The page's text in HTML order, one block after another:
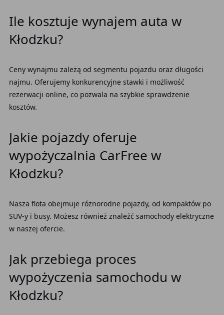
Ile kosztuje wynajem auta w
Kłodzku?
Ceny wynajmu zależą od segmentu pojazdu oraz długości
najmu. Oferujemy konkurencyjne stawki i możliwość
rezerwacji online, co pozwala na szybkie sprawdzenie
kosztów.
Jakie pojazdy oferuje
wypożyczalnia CarFree w
Kłodzku?
Nasza flota obejmuje różnorodne pojazdy, od kompaktów po
SUV-y i busy. Możesz również znaleźć samochody elektryczne
w naszej ofercie.
Jak przebiega proces
wypożyczenia samochodu w
Kłodzku?